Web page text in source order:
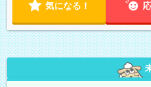
気になる！